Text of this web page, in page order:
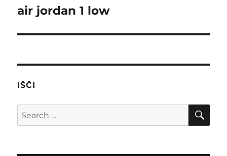
Next
air jordan 1 low
IŠČI
Search
for: